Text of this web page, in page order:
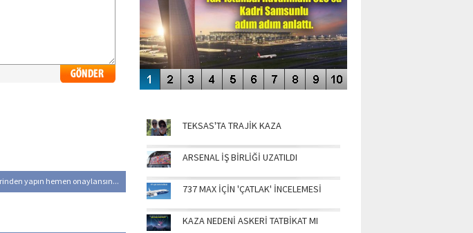
yapın hemen onaylansın...
TEKSAS'TA TRAJİK KAZA
ARSENAL İŞ BİRLİĞİ UZATILDI
737 MAX İÇİN 'ÇATLAK' İNCELEMESİ
KAZA NEDENİ ASKERİ TATBİKAT MI